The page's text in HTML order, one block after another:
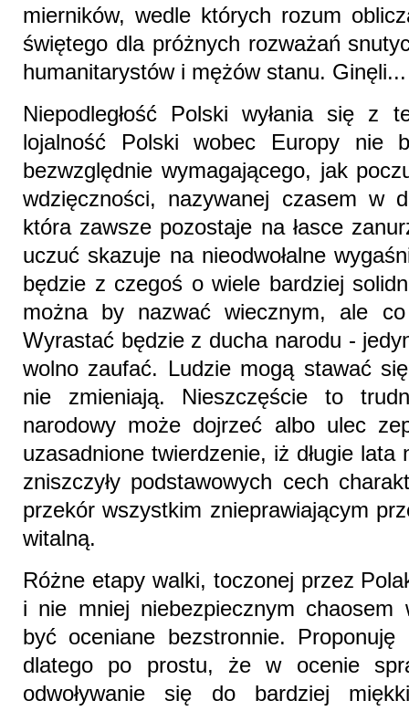
mierników, wedle których rozum
świętego dla próżnych rozważań
humanitarystów i mężów stanu. Ginęli...
Niepodległość Polski wyłania się z
lojalność Polski wobec Europy nie
bezwzględnie wymagającego, jak
wdzięczności, nazywanej czasem w
która zawsze pozostaje na łasce
uczuć skazuje na nieodwołalne
będzie z czegoś o wiele bardziej
można by nazwać wiecznym, ale
Wyrastać będzie z ducha narodu -
wolno zaufać. Ludzie mogą stawać
nie zmieniają. Nieszczęście to
narodowy może dojrzeć albo ulec
uzasadnione twierdzenie, iż długie
zniszczyły podstawowych cech
przekór wszystkim znieprawiającym
witalną.
Różne etapy walki, toczonej przez
i nie mniej niebezpiecznym chaosem
być oceniane bezstronnie. Proponuję
dlatego po prostu, że w ocenie
odwoływanie się do bardziej